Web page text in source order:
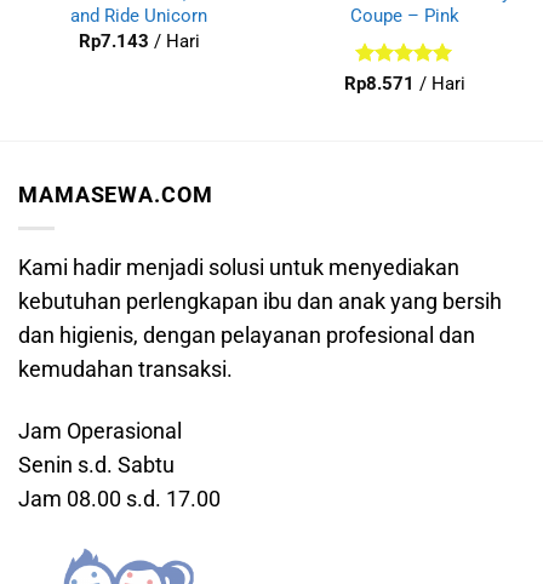
and Ride Unicorn
Rp7.143 / Hari
Coupe – Pink
Dinilai 5
Rp8.571 / Hari
MAMASEWA.COM
Kami hadir menjadi solusi untuk menyediakan
kebutuhan perlengkapan ibu dan anak yang bersih
dan higienis, dengan pelayanan profesional dan
kemudahan transaksi.
Jam Operasional
Senin s.d. Sabtu
Jam 08.00 s.d. 17.00